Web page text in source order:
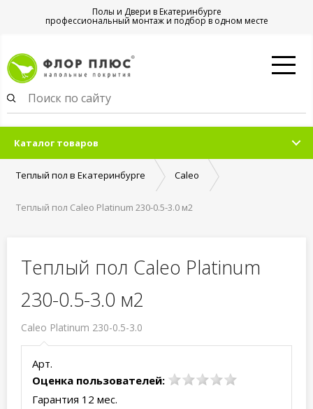
Полы и Двери в Екатеринбурге
профессиональный монтаж и подбор в одном месте
Каталог товаров
Теплый пол в Екатеринбурге Caleo
Теплый пол Caleo Platinum 230-0.5-3.0 м2
Теплый пол Caleo Platinum
230-0.5-3.0 м2
Caleo Platinum 230-0.5-3.0
Арт.
Оценка пользователей:
Гарантия 12 мес.